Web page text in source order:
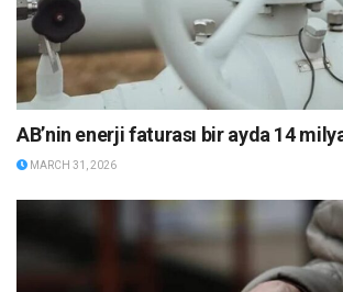
AB’nin enerji faturası bir ayda 14
MARCH 31, 2026